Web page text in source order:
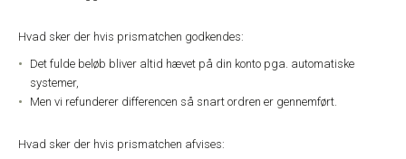
Hvad sker der hvis prismatchen godkendes:
Det fulde beløb bliver altid hævet på din konto pga. automatiske
systemer,
Men vi refunderer differencen så snart ordren er gennemført.
Hvad sker der hvis prismatchen afvises: